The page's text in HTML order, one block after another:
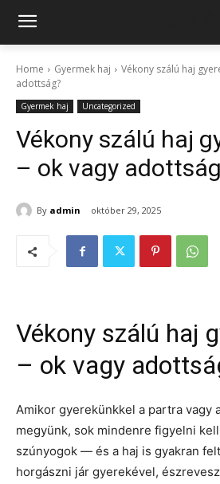
Home Gyermek haj
Vékony szálú haj
adottság?
Gyermek haj Uncategorized
Vékony szálú haj
– ok vagy
By admin október 29, 2025
Vékony szálú haj
– ok vagy
Amikor gyerekünkkel a partra vagy
megyünk, sok mindenre figyelni
szúnyogok — és a haj is gyakran
horgászni jár gyerekével,